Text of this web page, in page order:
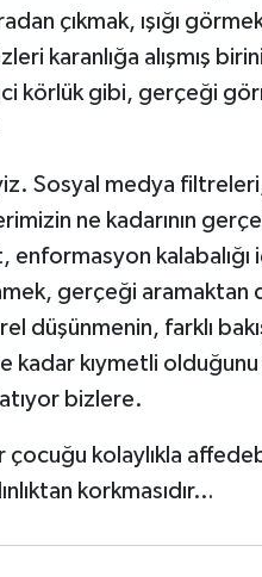
çıkmak, ışığı
karanlığa alışmış
körlük gibi, gerçeği
Sosyal medya
ne kadarının
kalabalığı
gerçeği aramaktan
farklı bakış
kadar kıymetli olduğunu
bizlere.
çocuğu kolaylıkla
korkmasıdır…